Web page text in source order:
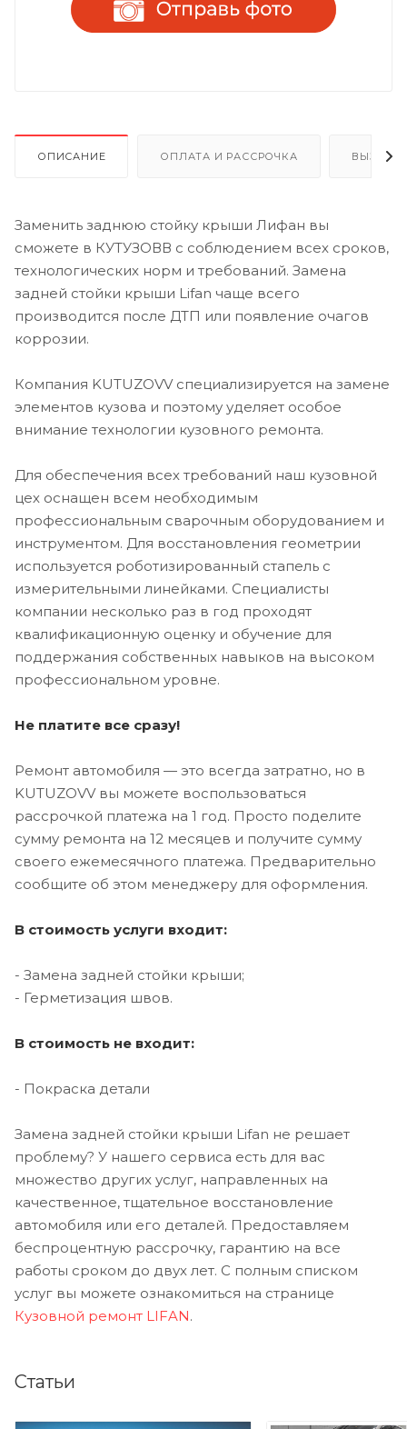
ОПИСАНИЕ ОПЛАТА И РАССРОЧКА ВЫЗОВ
Заменить заднюю стойку крыши Лифан вы
сможете в КУТУЗОВВ с соблюдением всех сроков,
технологических норм и требований. Замена
задней стойки крыши Lifan чаще всего
производится после ДТП или появление очагов
коррозии.
Компания KUTUZOVV специализируется на замене
элементов кузова и поэтому уделяет особое
внимание технологии кузовного ремонта.
Для обеспечения всех требований наш кузовной
цех оснащен всем необходимым
профессиональным сварочным оборудованием и
инструментом. Для восстановления геометрии
используется роботизированный стапель с
измерительными линейками. Специалисты
компании несколько раз в год проходят
квалификационную оценку и обучение для
поддержания собственных навыков на высоком
профессиональном уровне.
Не платите все сразу!
Ремонт автомобиля — это всегда затратно, но в
KUTUZOVV вы можете воспользоваться
рассрочкой платежа на 1 год. Просто поделите
сумму ремонта на 12 месяцев и получите сумму
своего ежемесячного платежа. Предварительно
сообщите об этом менеджеру для оформления.
В стоимость услуги входит:
- Замена задней стойки крыши;
- Герметизация швов.
В стоимость не входит:
- Покраска детали
Замена задней стойки крыши Lifan не решает
проблему? У нашего сервиса есть для вас
множество других услуг, направленных на
качественное, тщательное восстановление
автомобиля или его деталей. Предоставляем
беспроцентную рассрочку, гарантию на все
работы сроком до двух лет. С полным списком
услуг вы можете ознакомиться на странице
Кузовной ремонт LIFAN.
Статьи